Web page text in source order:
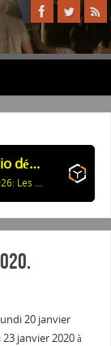
Equinoxe, la radio découverte
Radio Activité: Redif 2026: Les Compagnons de Buley - Croisière sur la meuse
20 janvier
janvier 2020 à